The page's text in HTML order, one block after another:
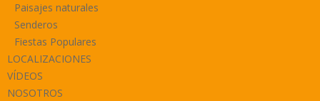
Paisajes naturales
Senderos
Fiestas Populares
LOCALIZACIONES
VÍDEOS
NOSOTROS